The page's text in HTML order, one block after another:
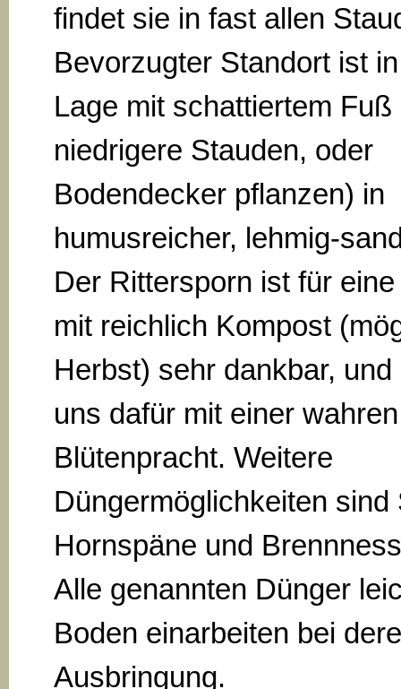
findet sie in fast allen
Bevorzugter Standort ist
Lage mit schattiertem Fuß
niedrigere Stauden, oder
Bodendecker pflanzen) in
humusreicher, lehmig-
Der Rittersporn ist für
mit reichlich Kompost
Herbst) sehr dankbar, und
uns dafür mit einer wahren
Blütenpracht. Weitere
Düngermöglichkeiten sind
Hornspäne und
Alle genannten Dünger
Boden einarbeiten bei
Ausbringung.